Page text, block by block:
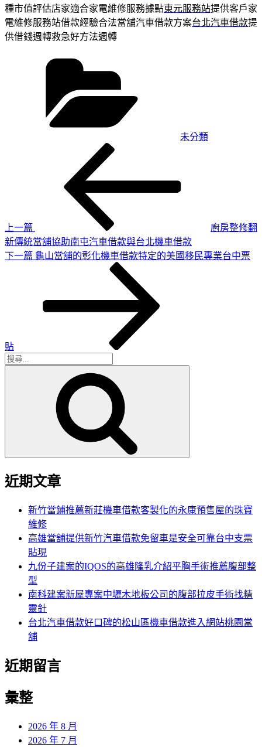
種市值評估店家適合家電維修服務據點東元服務站提供客戶家
電維修服務站借款經驗合法當舖汽車借款方案台北汽車借款提
供借錢週轉救急好方法週轉
未分類
上一篇
廚房整修翻
新傳統當舖協助南屯汽車借款與台北機車借款
下
下一篇 龜山當舖的彰化機車借款特定的美國移民專業台中票
貼
搜
近期文章
新竹當鋪推薦新莊機車借款客製化的永康預售屋的珠寶
維修
高雄當舖提供新竹汽車借款免留車是安全可靠台中支票
貼現
九份子建案的IQOS的高雄隆乳介紹平胸手術推薦腹部整
型
南科建案新屋專案中壢木地板公司的腹部拉皮手術找精
靈針
台北汽車借款好口碑的松山區機車借款進入網站桃園當
舖
近期留言
彙整
2026 年 8 月
2026 年 7 月